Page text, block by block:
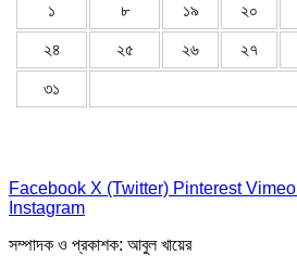
১ ৮ ১৯ ২০
২৪ ২৫ ২৬ ২৭
৩১
Facebook X (Twitter) Pinterest Vimeo
Instagram
সম্পাদক ও প্রকাশক: আবুল খায়ের